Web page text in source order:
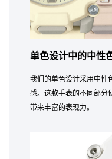
单色设计中的中性
我们的单色设计采用中性
感。这款手表的不同部分
带来丰富的表现力。